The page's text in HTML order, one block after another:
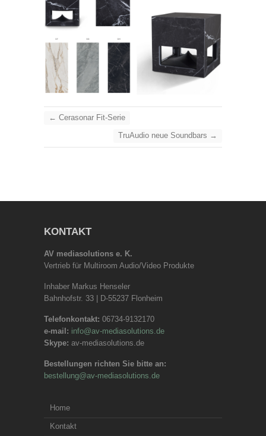
← Cerasonar Fit-Serie
TruAudio neue Soundbars →
KONTAKT
AV mediasolutions e. K.
Vertrieb für Multiroom Audio/Video Produkte
Inhaber Markus Henseler
Bahnhofstr. 33 | D-55237 Flonheim
Telefonkontakt: 06734-9132170
e-mail: info@av-mediasolutions.de
Skype: av-mediasolutions.de
Bestellungen richten Sie bitte an:
bestellung@av-mediasolutions.de
Home
Kontakt